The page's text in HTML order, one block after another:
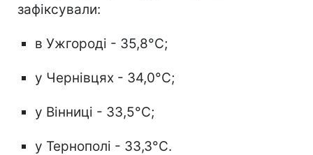
зафіксували:
в Ужгороді - 35,8°C;
у Чернівцях - 34,0°C;
у Вінниці - 33,5°C;
у Тернополі - 33,3°C.